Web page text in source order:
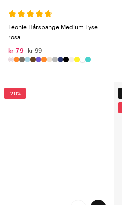
Léonie Hårspange Medium Lyse
rosa
kr 79
kr 99
-20%